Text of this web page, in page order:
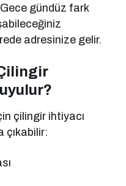
gündüz fark
adresinize gelir.
çilingir ihtiyacı
çıkabilir: